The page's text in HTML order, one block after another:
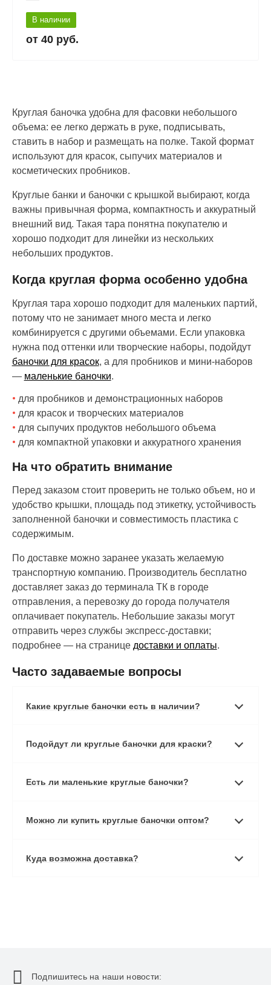
В наличии
40 руб.
Круглая баночка удобна для фасовки небольшого
объема: ее легко держать в руке, подписывать,
ставить в набор и размещать на полке. Такой формат
используют для красок, сыпучих материалов и
косметических пробников.
Круглые банки и баночки с крышкой выбирают, когда
важны привычная форма, компактность и аккуратный
внешний вид. Такая тара понятна покупателю и
хорошо подходит для линейки из нескольких
небольших продуктов.
Когда круглая форма особенно удобна
Круглая тара хорошо подходит для маленьких партий,
потому что не занимает много места и легко
комбинируется с другими объемами. Если упаковка
нужна под оттенки или творческие наборы, подойдут
баночки для красок, а для пробников и мини-наборов
— маленькие баночки.
для пробников и демонстрационных наборов
для красок и творческих материалов
для сыпучих продуктов небольшого объема
для компактной упаковки и аккуратного хранения
На что обратить внимание
Перед заказом стоит проверить не только объем, но и
удобство крышки, площадь под этикетку, устойчивость
заполненной баночки и совместимость пластика с
содержимым.
По доставке можно заранее указать желаемую
транспортную компанию. Производитель бесплатно
доставляет заказ до терминала ТК в городе
отправления, а перевозку до города получателя
оплачивает покупатель. Небольшие заказы могут
отправить через службы экспресс-доставки;
подробнее — на странице доставки и оплаты.
Часто задаваемые вопросы
Какие круглые баночки есть в наличии?
Подойдут ли круглые баночки для краски?
Есть ли маленькие круглые баночки?
Можно ли купить круглые баночки оптом?
Куда возможна доставка?
Подпишитесь на наши новости: